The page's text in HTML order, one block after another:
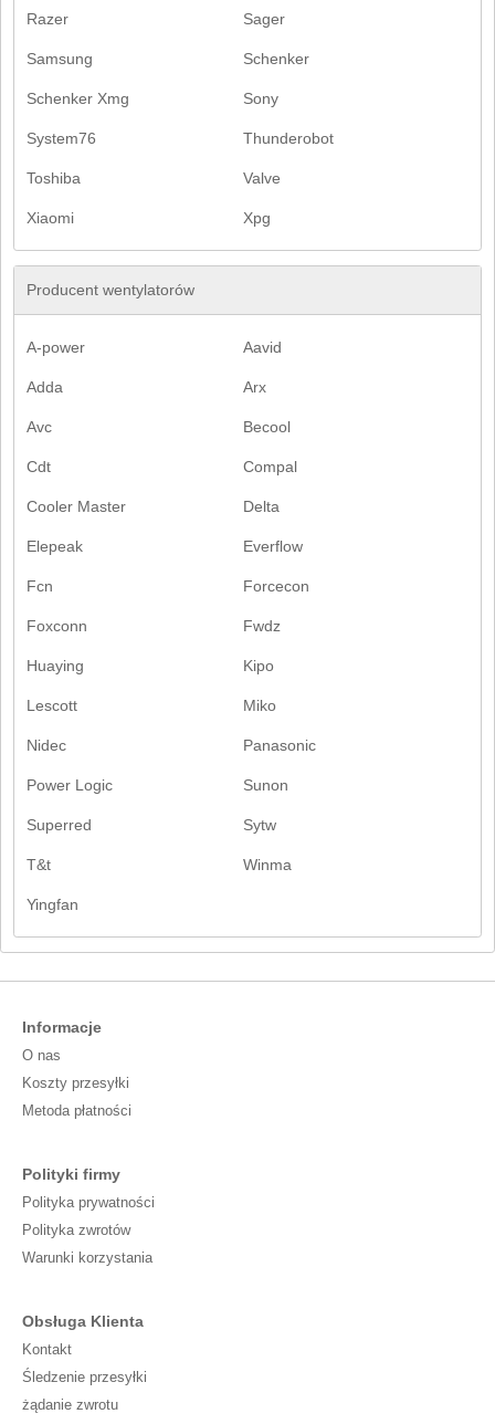
Razer Sager
Samsung Schenker
Schenker Xmg Sony
System76 Thunderobot
Toshiba Valve
Xiaomi Xpg
Producent wentylatorów
A-power Aavid
Adda Arx
Avc Becool
Cdt Compal
Cooler Master Delta
Elepeak Everflow
Fcn Forcecon
Foxconn Fwdz
Huaying Kipo
Lescott Miko
Nidec Panasonic
Power Logic Sunon
Superred Sytw
T&t Winma
Yingfan
Informacje
O nas
Koszty przesyłki
Metoda płatności
Polityki firmy
Polityka prywatności
Polityka zwrotów
Warunki korzystania
Obsługa Klienta
Kontakt
Śledzenie przesyłki
żądanie zwrotu